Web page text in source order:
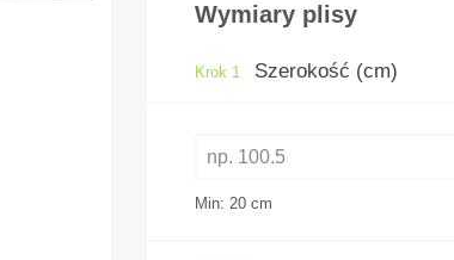
Wymiary plisy
Krok 1 Szerokość (cm)
Min: 20 cm